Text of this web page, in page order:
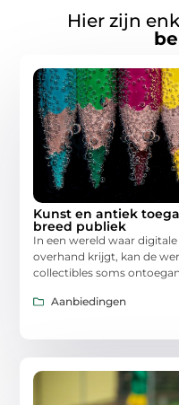
Hier zijn
Kunst en antiek
breed publiek
In een wereld waar
overhand krijgt, kan de
collectibles soms
Aanbiedingen